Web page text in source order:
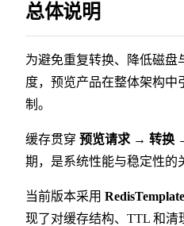
总体说明
为避免重复转换、降低磁盘
度，预览产品在整体架构中
制。
缓存贯穿 预览请求 → 转换
期，是系统性能与稳定性的
当前版本采用
现了对缓存结构、TTL 和清